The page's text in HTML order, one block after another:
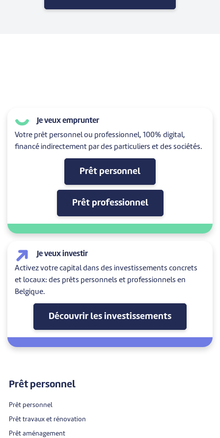
Je veux emprunter
Votre prêt personnel ou professionnel, 100% digital,
financé indirectement par des particuliers et des sociétés.
Prêt personnel
Prêt professionnel
Je veux investir
Activez votre capital dans des investissements concrets
et locaux: des prêts personnels et professionnels en
Belgique.
Découvrir les investissements
Prêt personnel
Prêt personnel
Prêt travaux et rénovation
Prêt aménagement